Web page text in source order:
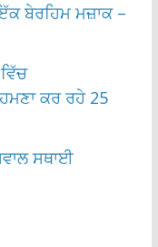
ਬੇਰਹਿਮ ਮਜ਼ਾਕ –
ਕਰ ਰਹੇ 25
ਸਥਾਈ